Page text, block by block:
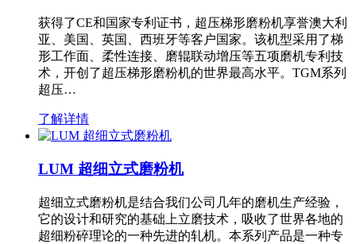
获得了CE和国家专利证书，超压梯形磨粉机享誉澳大利
亚、美国、英国、西班牙等客户国家。该机型采用了梯
形工作面、柔性连接、磨辊联动增压等五项磨机专利技
术，开创了超压梯形磨粉机的世界最高水平。TGM系列
超压…
了解详情
LUM 超细立式磨粉机
超细立式磨粉机是结合我们公司几年的磨机生产经验，
它的设计和研究的基础上立磨技术，吸收了世界各地的
超细粉碎理论的一种先进的轧机。本系列产品是一种专